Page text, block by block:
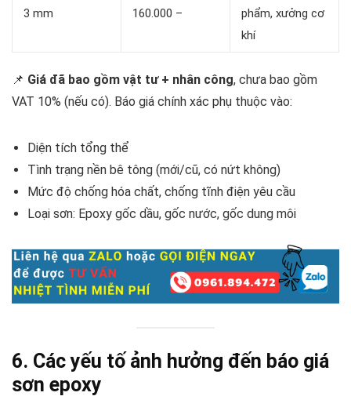
3 mm 160.000 –
phẩm, xưởng cơ
khí
📌 Giá đã bao gồm vật tư + nhân công, chưa bao gồm
VAT 10% (nếu có). Báo giá chính xác phụ thuộc vào:
Diện tích tổng thể
Tình trạng nền bê tông (mới/cũ, có nứt không)
Mức độ chống hóa chất, chống tĩnh điện yêu cầu
Loại sơn: Epoxy gốc dầu, gốc nước, gốc dung môi
6. Các yếu tố ảnh hưởng đến báo giá
sơn epoxy